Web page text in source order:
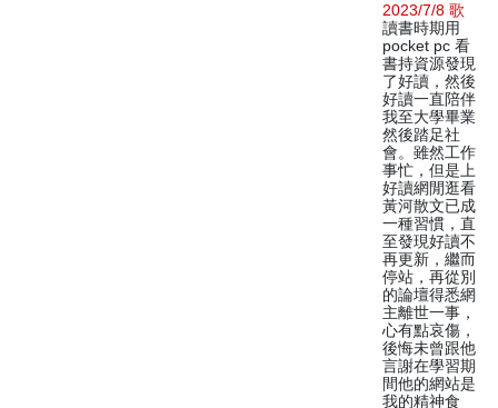
2023/7/8 歌
讀書時期用
pocket pc 看
書持資源發現
了好讀，然後
好讀一直陪伴
我至大學畢業
然後踏足社
會。雖然工作
事忙，但是上
好讀網閒逛看
黃河散文已成
一種習慣，直
至發現好讀不
再更新，繼而
停站，再從別
的論壇得悉網
主離世一事，
心有點哀傷，
後悔未曾跟他
言謝在學習期
間他的網站是
我的精神食